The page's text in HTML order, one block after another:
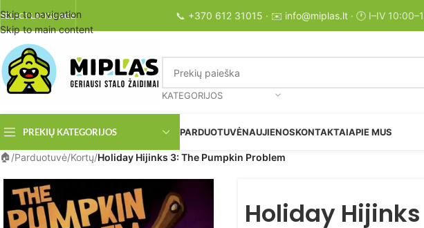
Skip to navigation
Skip to main content
SELECT LANGUAGE 📞 +370 612 31015 · ✉️ info@miplas.lt · 🕐 I–IV
KATEGORIJOS
PREKIŲ KATEGORIJOS PARDUOTUVĖNAUJIENOSKONTAKTAIAPIE MUS
/Parduotuvė/Kortų/Holiday Hijinks 3: The Pumpkin Problem
Holiday